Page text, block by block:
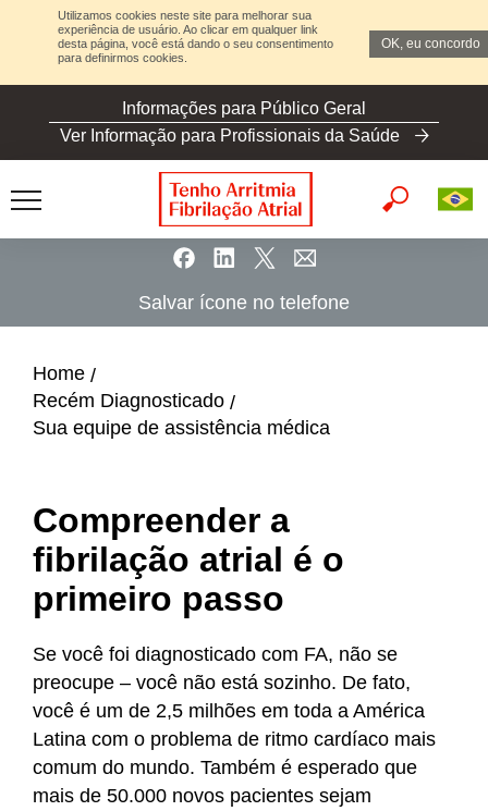
Utilizamos cookies neste site para melhorar sua
experiência de usuário. Ao clicar em qualquer link
desta página, você está dando o seu consentimento
para definirmos cookies.
OK, eu concordo
o
Informações para Público Geral
Ver Informação para Profissionais da Saúde
Salvar ícone no telefone
Home
Recém Diagnosticado
Sua equipe de assistência médica
Compreender a
fibrilação atrial é o
primeiro passo
Se você foi diagnosticado com FA, não se
preocupe – você não está sozinho. De fato,
você é um de 2,5 milhões em toda a América
Latina com o problema de ritmo cardíaco mais
comum do mundo. Também é esperado que
mais de 50.000 novos pacientes sejam